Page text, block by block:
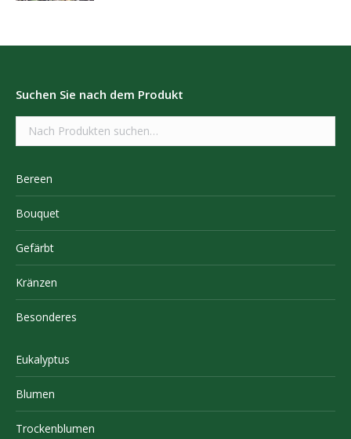
Suchen Sie nach dem Produkt
Bereen
Bouquet
Gefärbt
Kränzen
Besonderes
Eukalyptus
Blumen
Trockenblumen